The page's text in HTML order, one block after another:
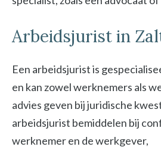
Arbeidsjurist in
Een arbeidsjurist is
en kan zowel werknemers als
advies geven bij juridische
arbeidsjurist bemiddelen bij
werknemer en de werkgever,